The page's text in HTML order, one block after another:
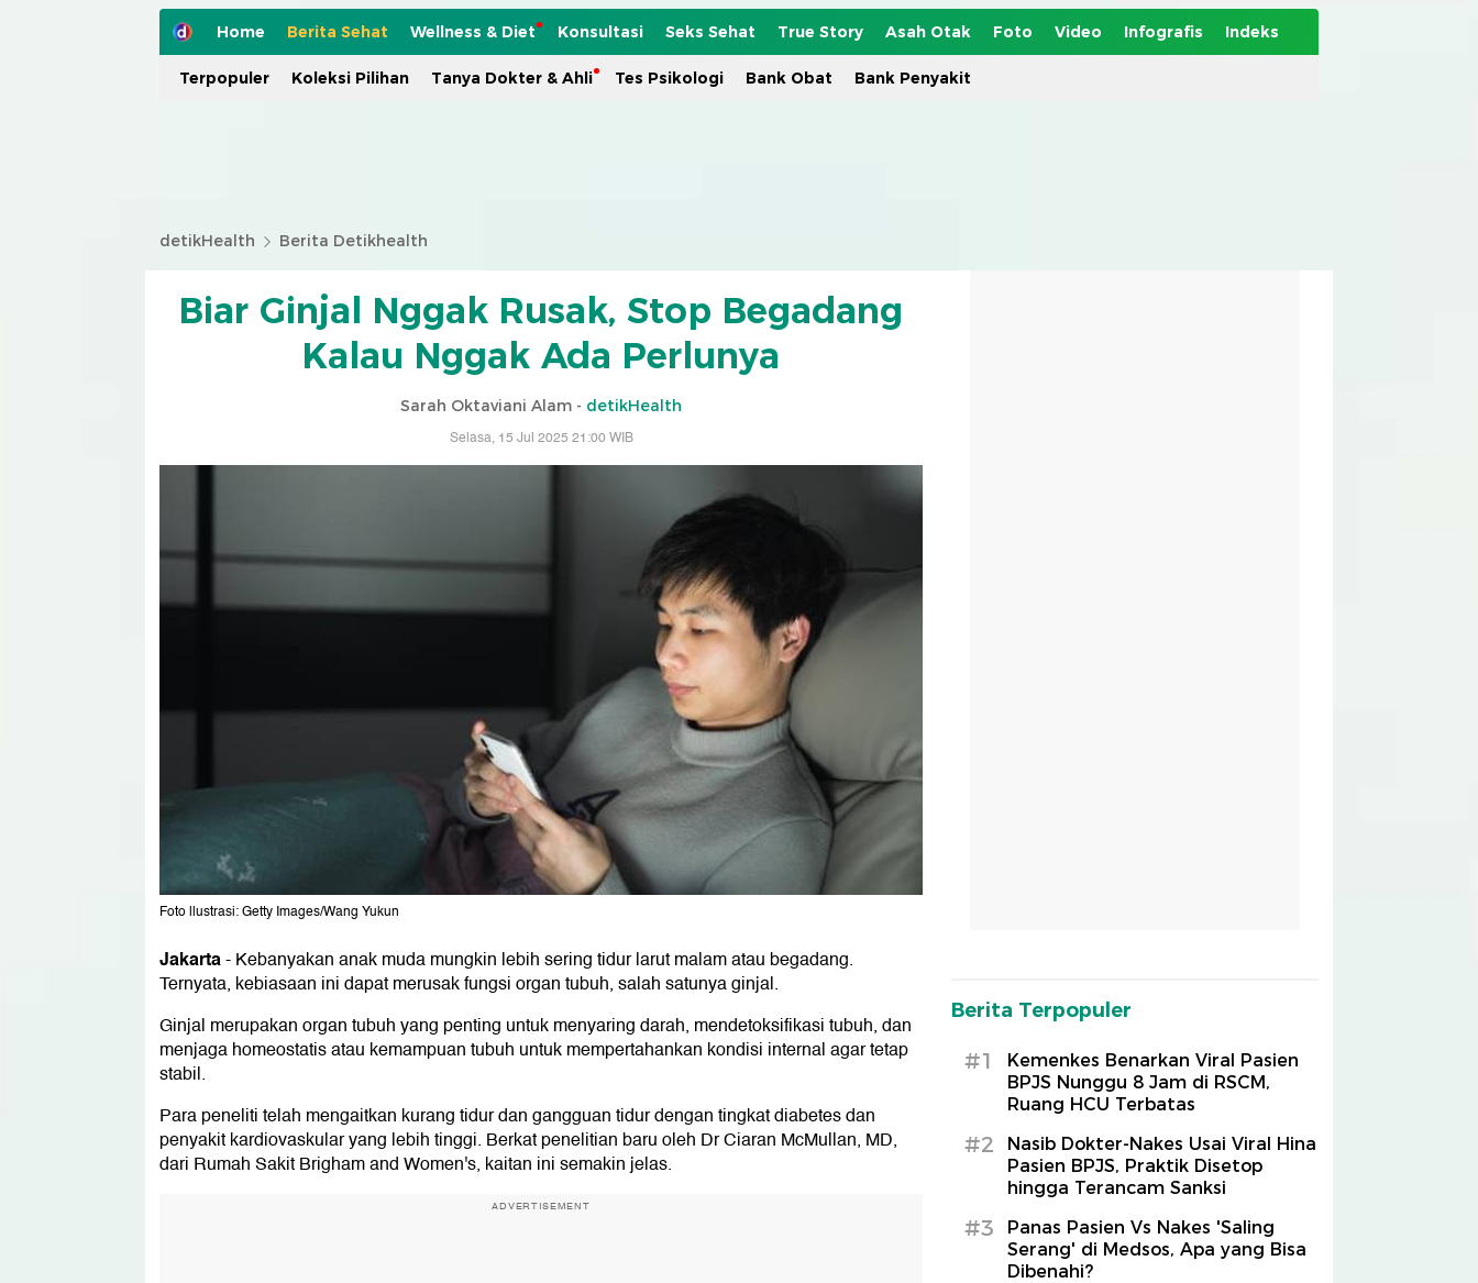
Home Berita Sehat Wellness & Diet Konsultasi Seks Sehat True Story Asah Otak Foto Video Infografis Indeks
Terpopuler Koleksi Pilihan Tanya Dokter & Ahli Tes Psikologi Bank Obat Bank Penyakit
detikHealth Berita Detikhealth
Biar Ginjal Nggak Rusak, Stop Begadang
Kalau Nggak Ada Perlunya
Sarah Oktaviani Alam - detikHealth
Selasa, 15 Jul 2025 21:00 WIB
Foto llustrasi: Getty Images/Wang Yukun
Jakarta-Kebanyakan anak muda mungkin lebih sering tidur larut malam atau begadang.
Ternyata, kebiasaan ini dapat merusak fungsi organ tubuh, salah satunya ginjal.
Ginjal merupakan organ tubuh yang penting untuk menyaring darah, mendetoksifikasi tubuh, dan
menjaga homeostatis atau kemampuan tubuh untuk mempertahankan kondisi internal agar tetap
stabil.
Para peneliti telah mengaitkan kurang tidur dan gangguan tidur dengan tingkat diabetes dan
penyakit kardiovaskular yang lebih tinggi. Berkat penelitian baru oleh Dr Ciaran McMullan, MD,
dari Rumah Sakit Brigham and Women's, kaitan ini semakin jelas.
ADVERTISEMENT
Berita Terpopuler
#1
Kemenkes Benarkan Viral Pasien
BPJS Nunggu 8 Jam di RSCM,
Ruang HCU Terbatas
#2
Nasib Dokter-Nakes Usai Viral Hina
Pasien BPJS, Praktik Disetop
hingga Terancam Sanksi
#3
Panas Pasien Vs Nakes 'Saling
Serang' di Medsos, Apa yang Bisa
Dibenahi?